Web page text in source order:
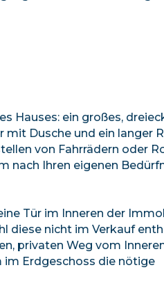
Hauses: ein großes,
Dusche und ein langer
von Fahrrädern oder
nach Ihren eigenen
Tür im Inneren der
diese nicht im Verkauf
privaten Weg vom
im Erdgeschoss die nötige